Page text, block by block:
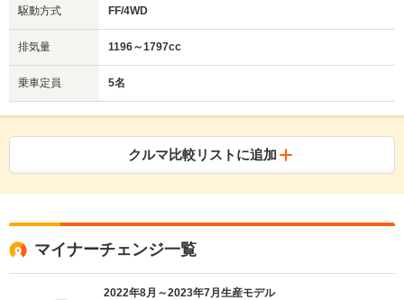
駆動方式 FF/4WD
排気量 1196～1797cc
乗車定員 5名
クルマ比較リストに追加
マイナーチェンジ一覧
2022年8月～2023年7月生産モデル